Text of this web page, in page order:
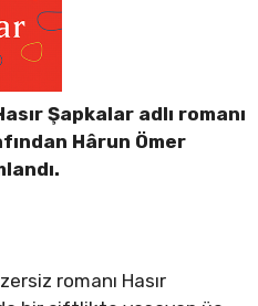
Şapkalar adlı romanı
Hârun Ömer
romanı Hasır